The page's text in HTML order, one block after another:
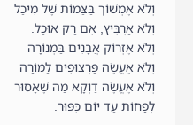
וְלֹא אֶמְשׁוֹך בַּצַּמוֹת שֶׁל מִיכַל
וְלֹא אַרְבִּיץ, אִם רַק אוּכַל.
וְלֹא אֶזְרוֹק אֲבָנִים בַּמְנוֹרָה
וְלֹא אֶעֱשֶׂה פַּרְצוּפִים לַמּוֹרָה
וְלֹא אֶעֱשֶׂה דַוְקָא מַה שֶׁאָסוּר
לְפָחוֹת עַד יוֹם כִּפּוּר.